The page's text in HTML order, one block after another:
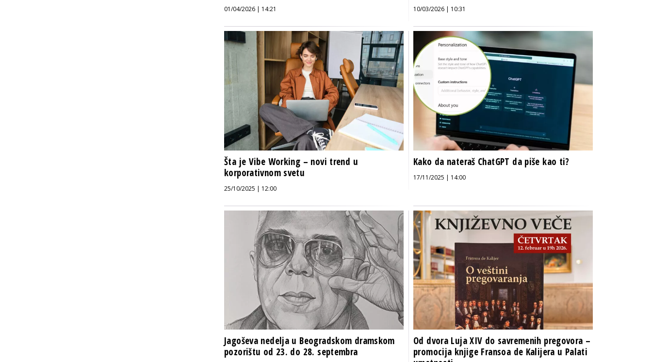
01/04/2026 | 14:21 10/03/2026 | 10:31
Šta je Vibe Working – novi trend u
korporativnom svetu
25/10/2025 | 12:00
Kako da nateraš ChatGPT da piše kao ti?
17/11/2025 | 14:00
Jagoševa nedelja u Beogradskom dramskom
pozorištu od 23. do 28. septembra
Od dvora Luja XIV do savremenih pregovora –
promocija knjige Fransoa de Kalijera u Palati